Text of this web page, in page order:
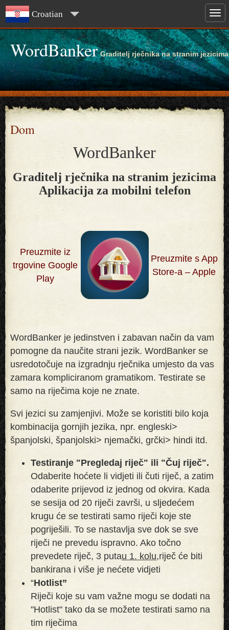
Croatian
WordBanker Graditelj rječnika na stranim jezicima
Dom
WordBanker
Graditelj rječnika na stranim jezicima
Aplikacija za mobilni telefon
Preuzmite iz
trgovine Google
Play
Preuzmite s App
Store-a – Apple
WordBanker je jedinstven i zabavan način da vam
pomogne da naučite strani jezik. WordBanker se
usredotočuje na izgradnju rječnika umjesto da vas
zamara kompliciranom gramatikom. Testirate se
samo na riječima koje ne znate.
Svi jezici su zamjenjivi. Može se koristiti bilo koja
kombinacija gornjih jezika, npr. engleski>
španjolski, španjolski> njemački, grčki> hindi itd.
Testiranje "Pregledaj riječ" ili "Čuj riječ".
Odaberite hoćete li vidjeti ili čuti riječ, a zatim
odaberite prijevod iz jednog od okvira. Kada
se sesija od 20 riječi završi, u sljedećem
krugu će se testirati samo riječi koje ste
pogriješili. To se nastavlja sve dok se sve
riječi ne prevedu ispravno. Ako točno
prevedete riječ, 3 putau 1. kolu,riječ će biti
bankirana i više je nećete vidjeti
“Hotlist”
Riječi koje su vam važne mogu se dodati na
"Hotlist" tako da se možete testirati samo na
tim riječima